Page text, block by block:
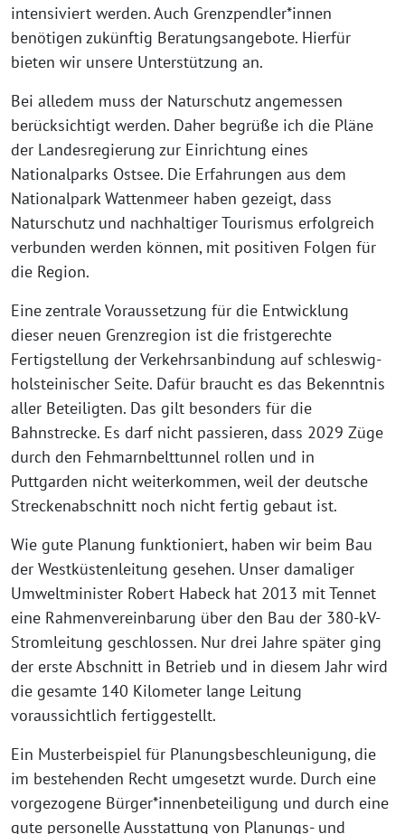
intensiviert werden. Auch Grenzpendler*innen
benötigen zukünftig Beratungsangebote. Hierfür
bieten wir unsere Unterstützung an.
Bei alledem muss der Naturschutz angemessen
berücksichtigt werden. Daher begrüße ich die Pläne
der Landesregierung zur Einrichtung eines
Nationalparks Ostsee. Die Erfahrungen aus dem
Nationalpark Wattenmeer haben gezeigt, dass
Naturschutz und nachhaltiger Tourismus erfolgreich
verbunden werden können, mit positiven Folgen für
die Region.
Eine zentrale Voraussetzung für die Entwicklung
dieser neuen Grenzregion ist die fristgerechte
Fertigstellung der Verkehrsanbindung auf schleswig-
holsteinischer Seite. Dafür braucht es das Bekenntnis
aller Beteiligten. Das gilt besonders für die
Bahnstrecke. Es darf nicht passieren, dass 2029 Züge
durch den Fehmarnbelttunnel rollen und in
Puttgarden nicht weiterkommen, weil der deutsche
Streckenabschnitt noch nicht fertig gebaut ist.
Wie gute Planung funktioniert, haben wir beim Bau
der Westküstenleitung gesehen. Unser damaliger
Umweltminister Robert Habeck hat 2013 mit Tennet
eine Rahmenvereinbarung über den Bau der 380-kV-
Stromleitung geschlossen. Nur drei Jahre später ging
der erste Abschnitt in Betrieb und in diesem Jahr wird
die gesamte 140 Kilometer lange Leitung
voraussichtlich fertiggestellt.
Ein Musterbeispiel für Planungsbeschleunigung, die
im bestehenden Recht umgesetzt wurde. Durch eine
vorgezogene Bürger*innenbeteiligung und durch eine
gute personelle Ausstattung von Planungs- und